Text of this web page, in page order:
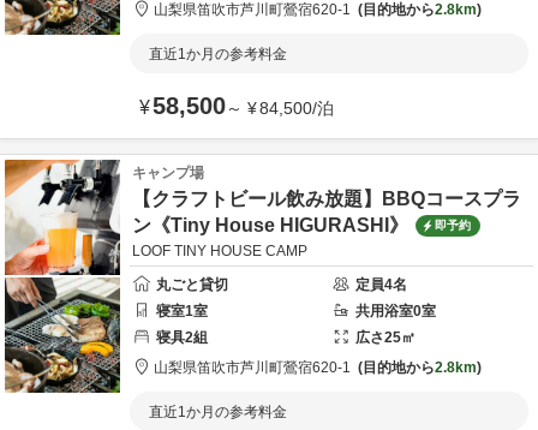
山梨県笛吹市芦川町鶯宿620-1 目的地から2.8km
直近1か月の参考料金
¥58,500～ ¥84,500/泊
キャンプ場
【クラフトビール飲み放題】BBQコースプラ
ン《Tiny House HIGURASHI》
即予約
LOOF TINY HOUSE CAMP
丸ごと貸切
定員4名
寝室1室 共用浴室0室
寝具2組 広さ25㎡
山梨県笛吹市芦川町鶯宿620-1 目的地から2.8km
直近1か月の参考料金